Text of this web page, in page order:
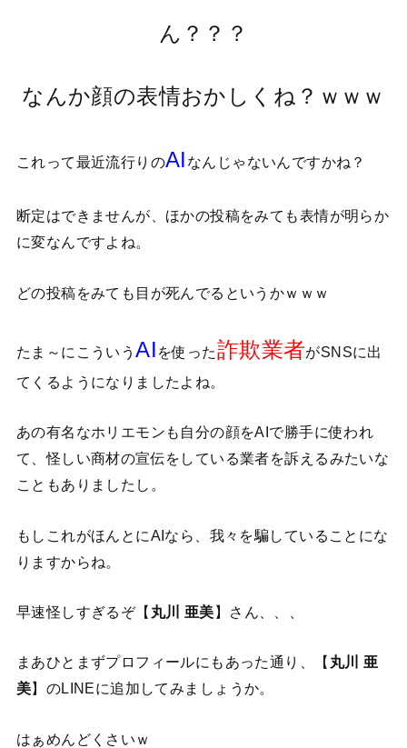
ん？？？
なんか顔の表情おかしくね？ｗｗｗ
これって最近流行りのAI なんじゃないんですかね？
断定はできませんが、ほかの投稿をみても表情が明らか
に変なんですよね。
どの投稿をみても目が死んでるというかｗｗｗ
たま～にこういうAI を使った詐欺業者がSNSに出
てくるようになりましたよね。
あの有名なホリエモンも自分の顔をAIで勝手に使われ
て、怪しい商材の宣伝をしている業者を訴えるみたいな
こともありましたし。
もしこれがほんとにAIなら、我々を騙していることにな
りますからね。
早速怪しすぎるぞ【 丸川 亜美】さん、、、
まあひとまずプロフィールにもあった通り、【 丸川 亜
美】のLINEに追加してみましょうか。
はぁめんどくさいｗ